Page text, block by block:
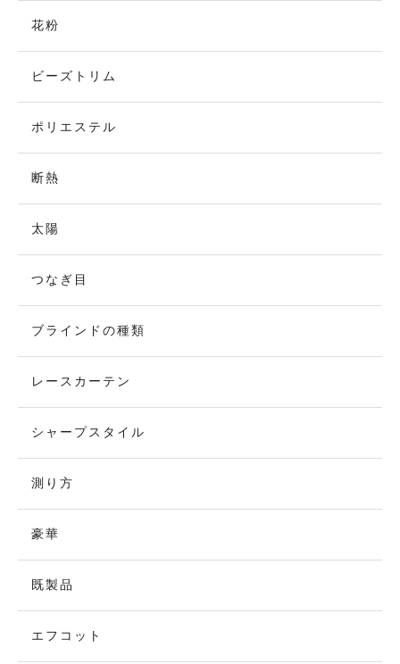
花粉
ビーズトリム
ポリエステル
断熱
太陽
つなぎ目
ブラインドの種類
レースカーテン
シャープスタイル
測り方
豪華
既製品
エフコット